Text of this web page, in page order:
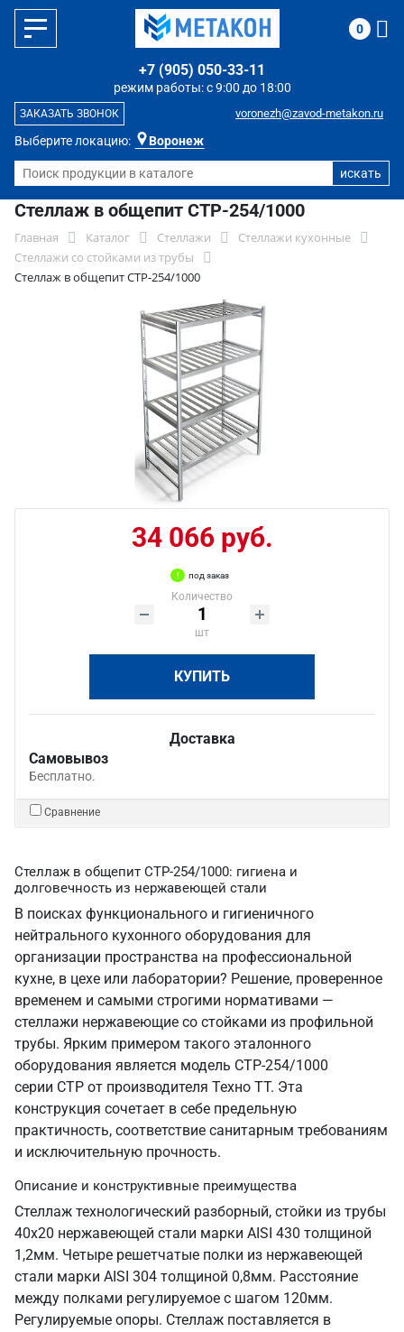
Выберите локацию: Воронеж
режим работы: с 9:00 до 18:00
+7 (905) 050-33-11
voronezh@zavod-metakon.ru
ЗАКАЗАТЬ ЗВОНОК
0
Стеллаж в общепит СТР-254/1000
Главная Каталог Стеллажи
Стеллажи кухонные
Стеллажи со стойками из трубы
Стеллаж в общепит СТР-254/1000
34 066 руб.
под заказ
Количество
шт
КУПИТЬ
Доставка
Самовывоз
Бесплатно.
Сравнение
Стеллаж в общепит СТР-254/1000: гигиена и
долговечность из нержавеющей стали
В поисках функционального и гигиеничного
нейтрального кухонного оборудования для
организации пространства на профессиональной
кухне, в цехе или лаборатории? Решение, проверенное
временем и самыми строгими нормативами —
стеллажи нержавеющие со стойками из профильной
трубы. Ярким примером такого эталонного
оборудования является модель СТР-254/1000
серии СТР от производителя Техно ТТ. Эта
конструкция сочетает в себе предельную
практичность, соответствие санитарным требованиям
и исключительную прочность.
Описание и конструктивные преимущества
Стеллаж технологический разборный, стойки из трубы
40х20 нержавеющей стали марки AISI 430 толщиной
1,2мм. Четыре решетчатые полки из нержавеющей
стали марки AISI 304 толщиной 0,8мм. Расстояние
между полками регулируемое с шагом 120мм.
Регулируемые опоры. Стеллаж поставляется в